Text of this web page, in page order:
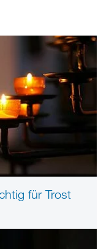
für Trost